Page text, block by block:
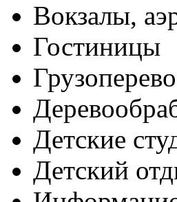
Вокзалы,
Гостиницы
Детские
Детский